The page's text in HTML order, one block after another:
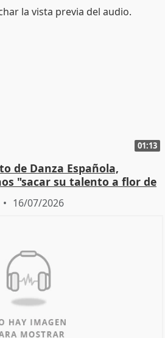
01:13
de Danza Española,
"sacar su talento a flor de
16/07/2026